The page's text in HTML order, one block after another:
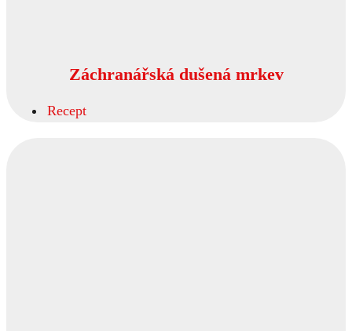
Záchranářská dušená mrkev
Recept